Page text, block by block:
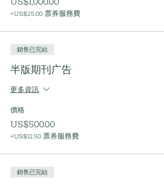
+US$25.00 票券服務費
銷售已完結
半版期刊广告
更多資訊
價格
US$500.00
+US$12.50 票券服務費
銷售已完結